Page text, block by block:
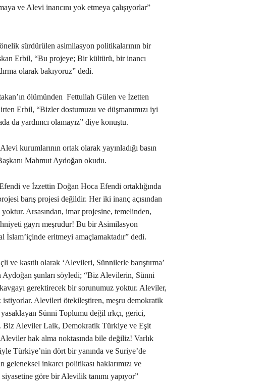
ve Alevi inancını yok etmeya çalışıyorlar”
sürdürülen asimilasyon politikalarının bir
Erbil, “Bu projeye; Bir kültürü, bir inancı
olarak bakıyoruz” dedi.
ölümünden Fettullah Gülen ve İzetten
Erbil, “Bizler dostumuzu ve düşmanımızı iyi
da yardımcı olamayız” diye konuştu.
kurumlarının ortak olarak yayınladığı basın
Mahmut Aydoğan okudu.
ve İzzettin Doğan Hoca Efendi ortaklığında
barış projesi değildir. Her iki inanç açısından
Arsasından, imar projesine, temelinden,
gayrı meşrudur! Bu bir Asimilasyon
İslam’içinde eritmeyi amaçlamaktadır” dedi.
ve kasıtlı olarak ‘Alevileri, Sünnilerle barıştırma’
Aydoğan şunları söyledi; “Biz Alevilerin, Sünni
gerektirecek bir sorunumuz yoktur. Aleviler,
istiyorlar. Alevileri ötekileştiren, meşru demokratik
Sünni Toplumu değil ırkçı, gerici,
Biz Aleviler Laik, Demokratik Türkiye ve Eşit
hak alma noktasında bile değiliz! Varlık
Türkiye’nin dört bir yanında ve Suriye’de
inkarcı politikası haklarımızı ve
siyasetine göre bir Alevilik tanımı yapıyor”